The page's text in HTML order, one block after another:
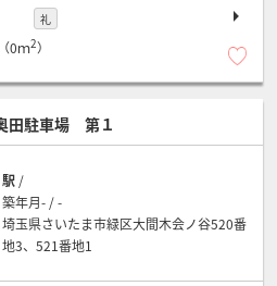
礼
0ｍ2）
田駐車場 第１
駅 /
築年月- / -
埼玉県さいたま市緑区大間木会ノ谷520番
地3、521番地1